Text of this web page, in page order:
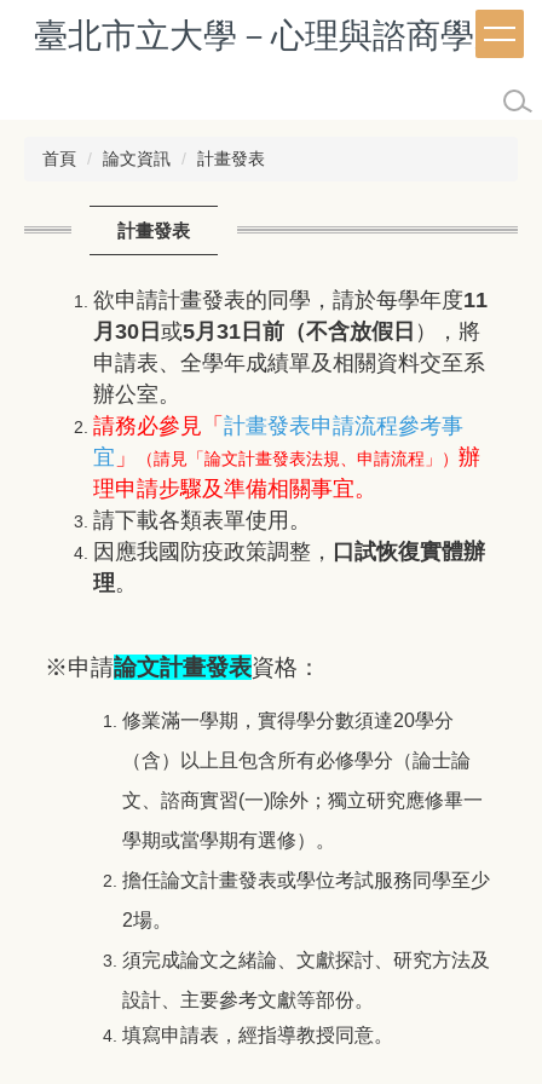
臺北市立大學－心理與諮商學系
首頁 論文資訊 計畫發表
計畫發表
欲申請計畫發表的同學，請於每學年度11
月30日 或5月31日前（不含放假日 ），將
申請表、全學年成績單及相關資料交至系
辦公室。
請務必參見「 計畫發表申請流程參考事
宜 」 （請見「論文計畫發表法規、申請流程」） 辦
理申請步驟及準備相關事宜。
請下載各類表單使用。
因應我國防疫政策調整， 口試恢復實體辦
理。
※申請論文計畫發表資格：
修業滿一學期，實得學分數須達20學分
（含）以上且包含所有必修學分（論士論
文、諮商實習(一)除外；獨立研究應修畢一
學期或當學期有選修）。
擔任論文計畫發表或學位考試服務同學至少
2場。
須完成論文之緒論、文獻探討、研究方法及
設計、主要參考文獻等部份。
填寫申請表，經指導教授同意。